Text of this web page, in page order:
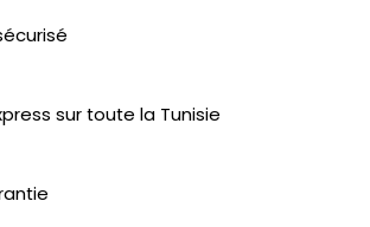
sur toute la Tunisie